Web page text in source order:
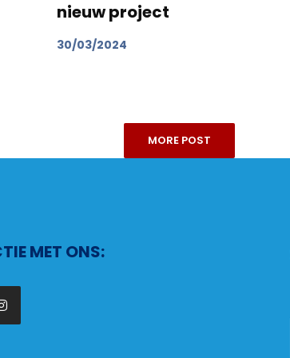
nieuw project
30/03/2024
MORE POST
MET ONS: